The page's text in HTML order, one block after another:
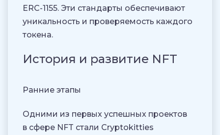
ERC-1155. Эти стандарты обеспечивают
уникальность и проверяемость каждого
токена.
История и развитие NFT
Ранние этапы
Одними из первых успешных проектов
в сфере NFT стали Cryptokitties